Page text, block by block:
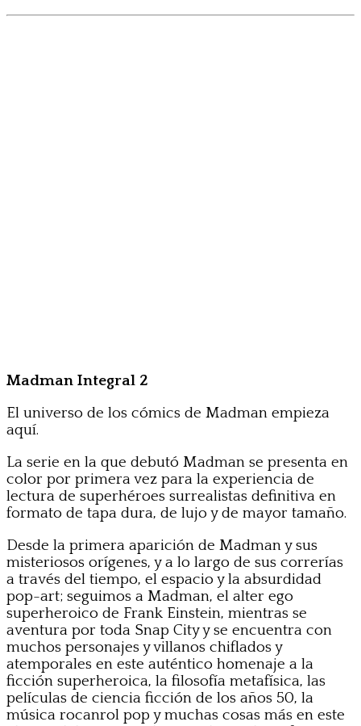
Madman Integral 2
El universo de los cómics de Madman empieza
aquí.
La serie en la que debutó Madman se presenta en
color por primera vez para la experiencia de
lectura de superhéroes surrealistas definitiva en
formato de tapa dura, de lujo y de mayor tamaño.
Desde la primera aparición de Madman y sus
misteriosos orígenes, y a lo largo de sus correrías
a través del tiempo, el espacio y la absurdidad
pop-art; seguimos a Madman, el alter ego
superheroico de Frank Einstein, mientras se
aventura por toda Snap City y se encuentra con
muchos personajes y villanos chiflados y
atemporales en este auténtico homenaje a la
ficción superheroica, la filosofía metafísica, las
películas de ciencia ficción de los años 50, la
música rocanrol pop y muchas cosas más en este